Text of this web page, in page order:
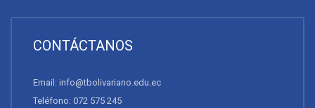
CONTÁCTANOS
Email: info@tbolivariano.edu.ec
Teléfono: 072 575 245